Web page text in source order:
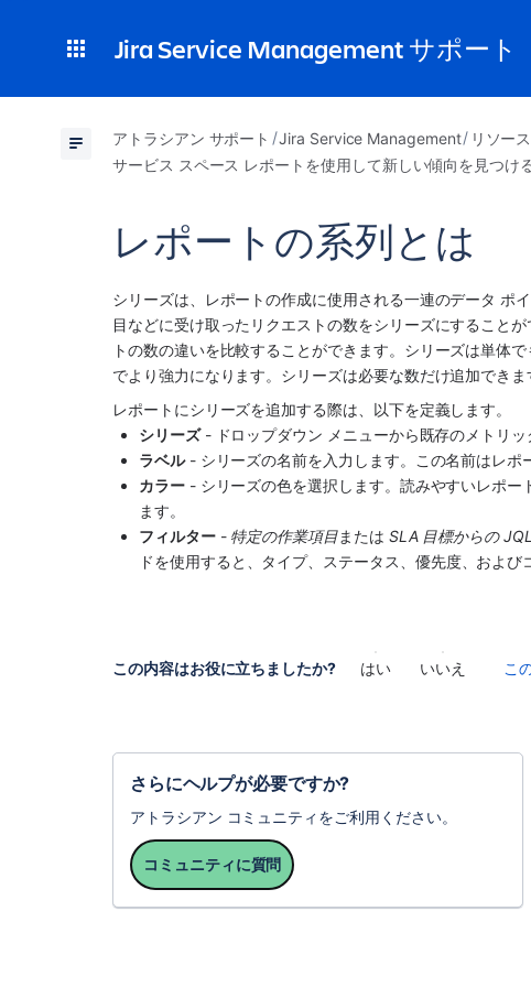
Jira Service Management サポート
アトラシアン サポート Jira Service Management リソース
サービス スペース レポートを使用して新しい傾向を見つけ
レポートの系列とは
シリーズは、レポートの作成に使用される一連のデータ ポ
目などに受け取ったリクエストの数をシリーズにすること
トの数の違いを比較することができます。シリーズは単体
でより強力になります。シリーズは必要な数だけ追加できま
レポートにシリーズを追加する際は、以下を定義します。
シリーズ - ドロップダウン メニューから既存のメトリッ
ラベル - シリーズの名前を入力します。この名前はレポ
カラー - シリーズの色を選択します。読みやすいレポー
ます。
フィルター - 特定の作業項目または SLA 目標からの JQL
ドを使用すると、タイプ、ステータス、優先度、および
この内容はお役に立ちましたか? はい いいえ こ
さらにヘルプが必要ですか?
アトラシアン コミュニティをご利用ください。
コミュニティに質問